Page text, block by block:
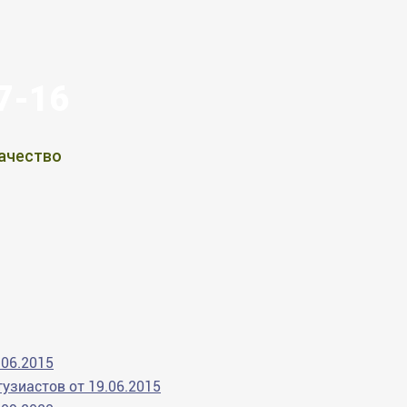
от 19.06.2015